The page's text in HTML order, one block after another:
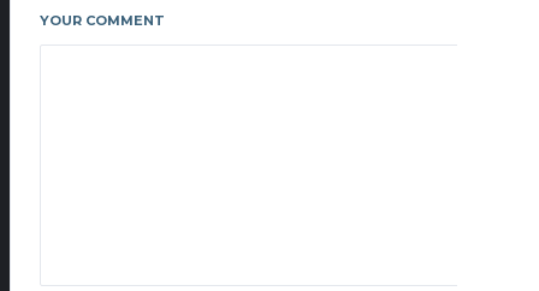
YOUR COMMENT